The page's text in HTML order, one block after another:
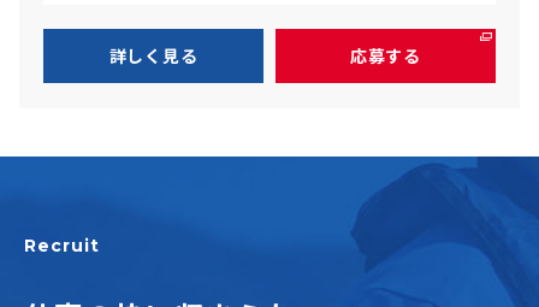
詳しく見る 応募する
Recruit